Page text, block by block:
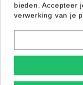
Metalen
en hematiet.
bieden. Accepteer
verwerking van je